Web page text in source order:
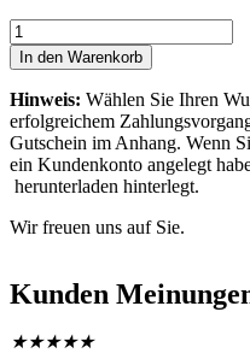
In den Warenkorb
Hinweis: Wählen Sie Ihren
erfolgreichem
Gutschein im Anhang. Wenn
ein Kundenkonto angelegt
herunterladen hinterlegt.
Wir freuen uns auf Sie.
Kunden
★★★★★